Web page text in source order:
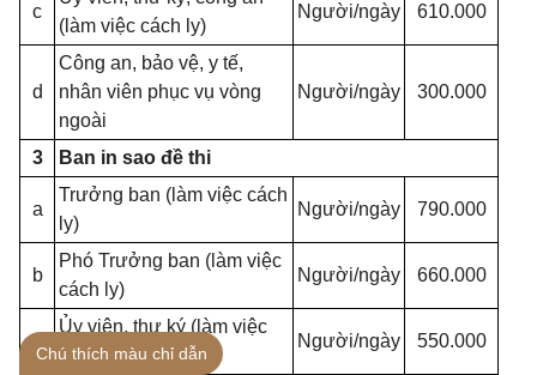
c
(làm việc cách ly)
Người/ngày 610.000
d
Công an, bảo vệ, y tế,
nhân viên phục vụ vòng
ngoài
Người/ngày 300.000
3 Ban in sao đề thi
a
Trưởng ban (làm việc cách
ly)
Người/ngày 790.000
b
Phó Trưởng ban (làm việc
cách ly)
Người/ngày 660.000
Ủy viên, thư ký (làm việc
cách ly)
Người/ngày 550.000
Chú thích màu chỉ dẫn